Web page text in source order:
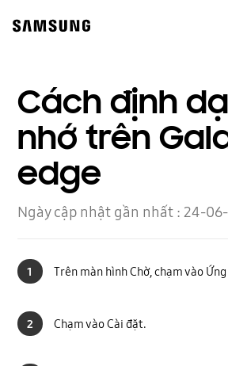
content
Cách định
nhớ trên
edge
Ngày cập nhật gần nhất :24-
1 Trên màn hình Chờ, chạm vào
2 Chạm vào Cài đặt.